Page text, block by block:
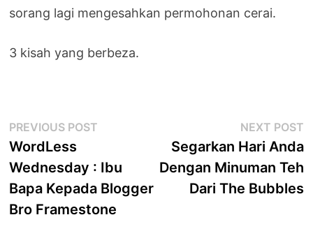
sorang lagi mengesahkan permohonan cerai.
3 kisah yang berbeza.
Post
navigation
PREVIOUS POST
WordLess
Wednesday : Ibu
Bapa Kepada Blogger
Bro Framestone
NEXT POST
Segarkan Hari Anda
Dengan Minuman Teh
Dari The Bubbles